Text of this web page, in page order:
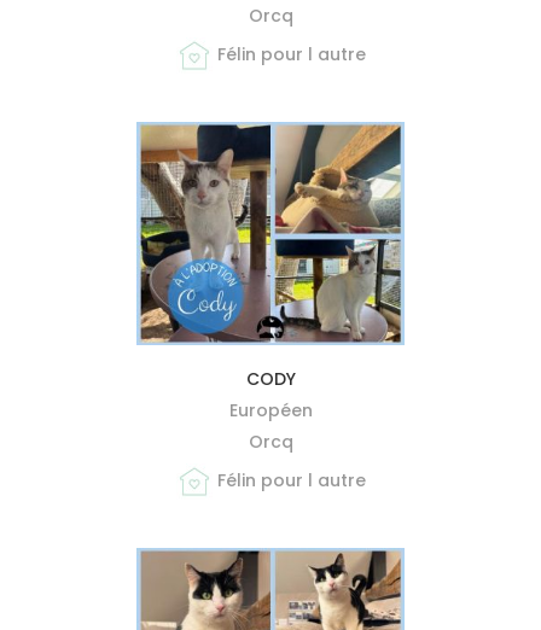
Orcq
Félin pour l autre
MIEUX ME CONNAÎTRE
CODY
Européen
Orcq
Félin pour l autre